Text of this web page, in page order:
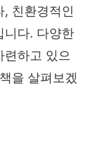
, 친환경적인
니다. 다양한
련하고 있으
을 살펴보겠